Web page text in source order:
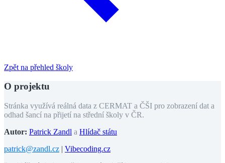
Zpět na přehled školy
O projektu
Stránka využívá reálná data z CERMAT a ČŠI pro zobrazení dat a
odhad šancí na přijetí na střední školy v ČR.
Autor: Patrick Zandl a Hlídač státu
patrick@zandl.cz | Vibecoding.cz